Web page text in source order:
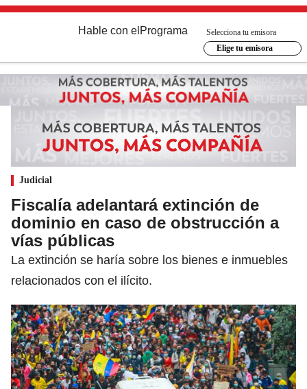
Hable con el Programa
Selecciona tu emisora
Elige tu emisora
Judicial
Fiscalía adelantará extinción de
dominio en caso de obstrucción a
vías públicas
La extinción se haría sobre los bienes e inmuebles
relacionados con el ilícito.